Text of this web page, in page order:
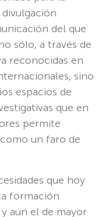
divulgación
del que
sólo, a través de
reconocidas en
sino
espacios de
que en
permite
un faro de
que hoy
formación
aún el de mayor